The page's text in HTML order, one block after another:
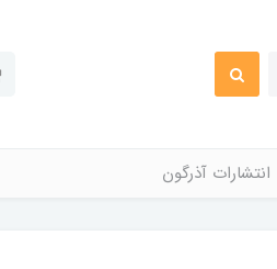
انتشارات آذرگون